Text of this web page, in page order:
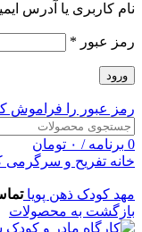
نام کاربری یا آدرس
رمز عبور *
ورود
رمز عبور را فراموش
0 برنامه / ۰ تومان
خانه تفریح و سرگرمی
مهد کودک ذهن پویا
بازگشت به محصولات